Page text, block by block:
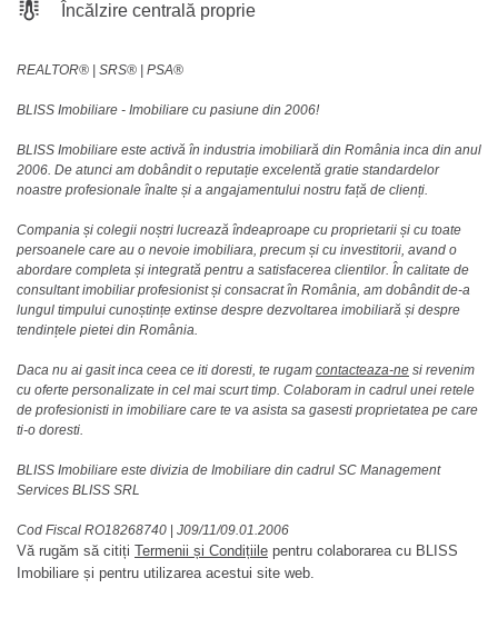
Încălzire centrală proprie
REALTOR®️ | SRS®️ | PSA®️
BLISS Imobiliare - Imobiliare cu pasiune din 2006!
BLISS Imobiliare este activă în industria imobiliară din România inca din anul
2006. De atunci am dobândit o reputație excelentă gratie standardelor
noastre profesionale înalte și a angajamentului nostru față de clienți.
Compania și colegii noștri lucrează îndeaproape cu proprietarii și cu toate
persoanele care au o nevoie imobiliara, precum și cu investitorii, avand o
abordare completa și integrată pentru a satisfacerea clientilor. În calitate de
consultant imobiliar profesionist și consacrat în România, am dobândit de-a
lungul timpului cunoștințe extinse despre dezvoltarea imobiliară și despre
tendințele pietei din România.
Daca nu ai gasit inca ceea ce iti doresti, te rugam contacteaza-ne si revenim
cu oferte personalizate in cel mai scurt timp. Colaboram in cadrul unei retele
de profesionisti in imobiliare care te va asista sa gasesti proprietatea pe care
ti-o doresti.
BLISS Imobiliare este divizia de Imobiliare din cadrul SC Management
Services BLISS SRL
Cod Fiscal RO18268740 J09/11/09.01.2006
Vă rugăm să citiți Termenii și Condițiile pentru colaborarea cu BLISS
Imobiliare și pentru utilizarea acestui site web.